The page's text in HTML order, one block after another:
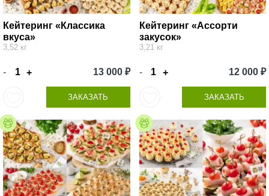
Кейтеринг «Классика
вкуса»
3,52 кг
- + 13 000 ₽
ЗАКАЗАТЬ
Кейтеринг «Ассорти
закусок»
3,21 кг
- + 12 000 ₽
ЗАКАЗАТЬ